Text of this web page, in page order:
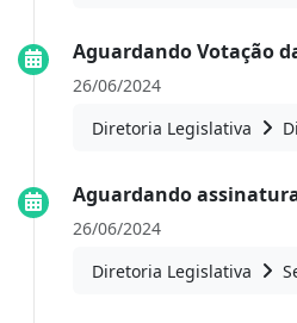
Aguardando Votação
26/06/2024
Diretoria Legislativa
Aguardando
26/06/2024
Diretoria Legislativa